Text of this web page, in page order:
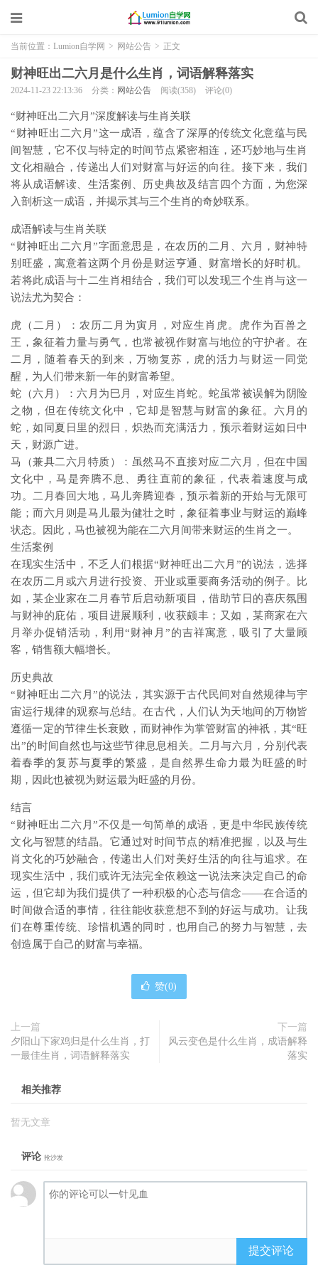
当前位置： Lumion自学网 > 网站公告 > 正文
财神旺出二六月是什么生肖，词语解释落实
2024-11-23 22:13:36 分类： 网站公告 阅读(358) 评论(0)
“财神旺出二六月”深度解读与生肖关联
“财神旺出二六月”这一成语，蕴含了深厚的传统文化意蕴与民
间智慧，它不仅与特定的时间节点紧密相连，还巧妙地与生肖
文化相融合，传递出人们对财富与好运的向往。接下来，我们
将从成语解读、生活案例、历史典故及结言四个方面，为您深
入剖析这一成语，并揭示其与三个生肖的奇妙联系。
成语解读与生肖关联
“财神旺出二六月”字面意思是，在农历的二月、六月，财神特
别旺盛，寓意着这两个月份是财运亨通、财富增长的好时机。
若将此成语与十二生肖相结合，我们可以发现三个生肖与这一
说法尤为契合：
虎（二月）：农历二月为寅月，对应生肖虎。虎作为百兽之
王，象征着力量与勇气，也常被视作财富与地位的守护者。在
二月，随着春天的到来，万物复苏，虎的活力与财运一同觉
醒，为人们带来新一年的财富希望。
蛇（六月）：六月为巳月，对应生肖蛇。蛇虽常被误解为阴险
之物，但在传统文化中，它却是智慧与财富的象征。六月的
蛇，如同夏日里的烈日，炽热而充满活力，预示着财运如日中
天，财源广进。
马（兼具二六月特质）：虽然马不直接对应二六月，但在中国
文化中，马是奔腾不息、勇往直前的象征，代表着速度与成
功。二月春回大地，马儿奔腾迎春，预示着新的开始与无限可
能；而六月则是马儿最为健壮之时，象征着事业与财运的巅峰
状态。因此，马也被视为能在二六月间带来财运的生肖之一。
生活案例
在现实生活中，不乏人们根据“财神旺出二六月”的说法，选择
在农历二月或六月进行投资、开业或重要商务活动的例子。比
如，某企业家在二月春节后启动新项目，借助节日的喜庆氛围
与财神的庇佑，项目进展顺利，收获颇丰；又如，某商家在六
月举办促销活动，利用“财神月”的吉祥寓意，吸引了大量顾
客，销售额大幅增长。
历史典故
“财神旺出二六月”的说法，其实源于古代民间对自然规律与宇
宙运行规律的观察与总结。在古代，人们认为天地间的万物皆
遵循一定的节律生长衰败，而财神作为掌管财富的神祇，其“旺
出”的时间自然也与这些节律息息相关。二月与六月，分别代表
着春季的复苏与夏季的繁盛，是自然界生命力最为旺盛的时
期，因此也被视为财运最为旺盛的月份。
结言
“财神旺出二六月”不仅是一句简单的成语，更是中华民族传统
文化与智慧的结晶。它通过对时间节点的精准把握，以及与生
肖文化的巧妙融合，传递出人们对美好生活的向往与追求。在
现实生活中，我们或许无法完全依赖这一说法来决定自己的命
运，但它却为我们提供了一种积极的心态与信念——在合适的
时间做合适的事情，往往能收获意想不到的好运与成功。让我
们在尊重传统、珍惜机遇的同时，也用自己的努力与智慧，去
创造属于自己的财富与幸福。
赞(0)
上一篇
夕阳山下家鸡归是什么生肖，打
一最佳生肖，词语解释落实
下一篇
风云变色是什么生肖，成语解释
落实
相关推荐
暂无文章
评论 抢沙发
提交评论